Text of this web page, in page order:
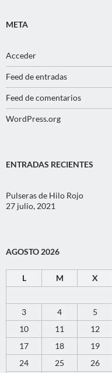
META
Acceder
Feed de entradas
Feed de comentarios
WordPress.org
ENTRADAS RECIENTES
Pulseras de Hilo Rojo
27 julio, 2021
AGOSTO 2026
L M X
3
4 5
10
11 12
17
18 19
24
25 26